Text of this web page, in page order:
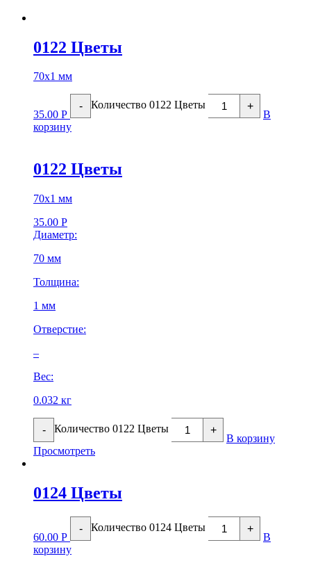
0122 Цветы
70х1 мм
35.00 Р
- Количество 0122 Цветы +
В
корзину
0122 Цветы
70х1 мм
35.00 Р
Диаметр:
70 мм
Толщина:
1 мм
Отверстие:
–
Вес:
0.032 кг
- Количество 0122 Цветы +
В корзину
Просмотреть
0124 Цветы
60.00 Р
- Количество 0124 Цветы +
В
корзину